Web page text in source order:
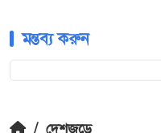
মন্তব্য করুন
/ দেশজুড়ে